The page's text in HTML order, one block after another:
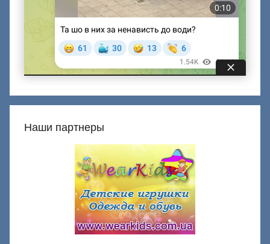
Наши партнеры